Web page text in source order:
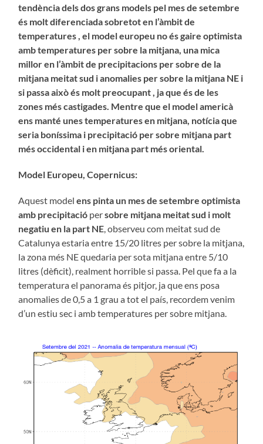
tendència dels dos grans models pel mes de setembre
és molt diferenciada sobretot en l’àmbit de
temperatures , el model europeu no és gaire optimista
amb temperatures per sobre la mitjana, una mica
millor en l’àmbit de precipitacions per sobre de la
mitjana meitat sud i anomalies per sobre la mitjana NE i
si passa això és molt preocupant , ja que és de les
zones més castigades. Mentre que el model americà
ens manté unes temperatures en mitjana, notícia que
seria boníssima i precipitació per sobre mitjana part
més occidental i en mitjana part més oriental.
Model Europeu, Copernicus:
Aquest modelens pinta un mes de setembre optimista
amb precipitació persobre mitjana meitat sud i molt
negatiu en la part NE , observeu com meitat sud de
Catalunya estaria entre 15/20 litres per sobre la mitjana,
la zona més NE quedaria per sota mitjana entre 5/10
litres (dèficit), realment horrible si passa. Pel que fa a la
temperatura el panorama és pitjor, ja que ens posa
anomalies de 0,5 a 1 grau a tot el país, recordem venim
d’un estiu sec i amb temperatures per sobre mitjana.